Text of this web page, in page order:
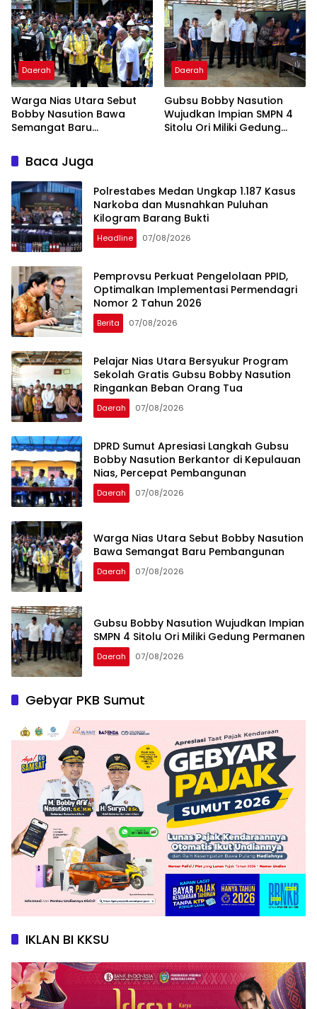
Beban Orang Tua Pembangunan
Daerah
Warga Nias Utara Sebut
Bobby Nasution Bawa
Semangat Baru
Daerah
Gubsu Bobby Nasution
Wujudkan Impian SMPN 4
Sitolu Ori Miliki Gedung
Baca Juga
Polrestabes Medan Ungkap 1.187 Kasus
Narkoba dan Musnahkan Puluhan
Kilogram Barang Bukti
Headline 07/08/2026
Pemprovsu Perkuat Pengelolaan PPID,
Optimalkan Implementasi Permendagri
Nomor 2 Tahun 2026
Berita 07/08/2026
Pelajar Nias Utara Bersyukur Program
Sekolah Gratis Gubsu Bobby Nasution
Ringankan Beban Orang Tua
Daerah 07/08/2026
DPRD Sumut Apresiasi Langkah Gubsu
Bobby Nasution Berkantor di Kepulauan
Nias, Percepat Pembangunan
Daerah 07/08/2026
Warga Nias Utara Sebut Bobby Nasution
Bawa Semangat Baru Pembangunan
Daerah 07/08/2026
Gubsu Bobby Nasution Wujudkan Impian
SMPN 4 Sitolu Ori Miliki Gedung Permanen
Daerah 07/08/2026
Gebyar PKB Sumut
IKLAN BI KKSU